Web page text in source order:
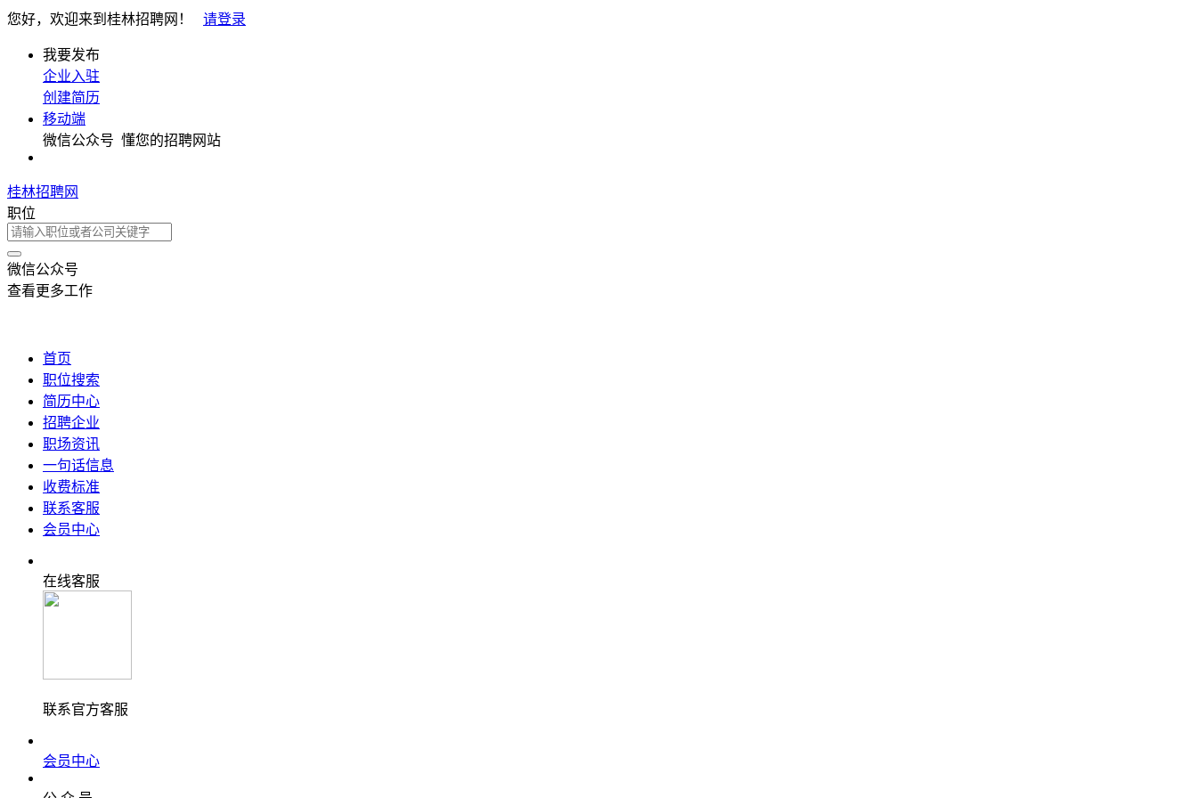
您好，欢迎来到桂林招聘网！ 请登录
我要发布
企业入驻
创建简历
移动端
微信公众号 懂您的招聘网站
桂林招聘网
职位
微信公众号
查看更多工作
首页
职位搜索
简历中心
招聘企业
职场资讯
一句话信息
收费标准
联系客服
会员中心
在线客服
联系官方客服
会员中心